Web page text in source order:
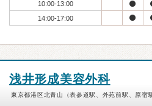
10:00-13:00
14:00-17:00
浅井形成美容外科
東京都港区北青山（表参道駅、外苑前駅、原宿